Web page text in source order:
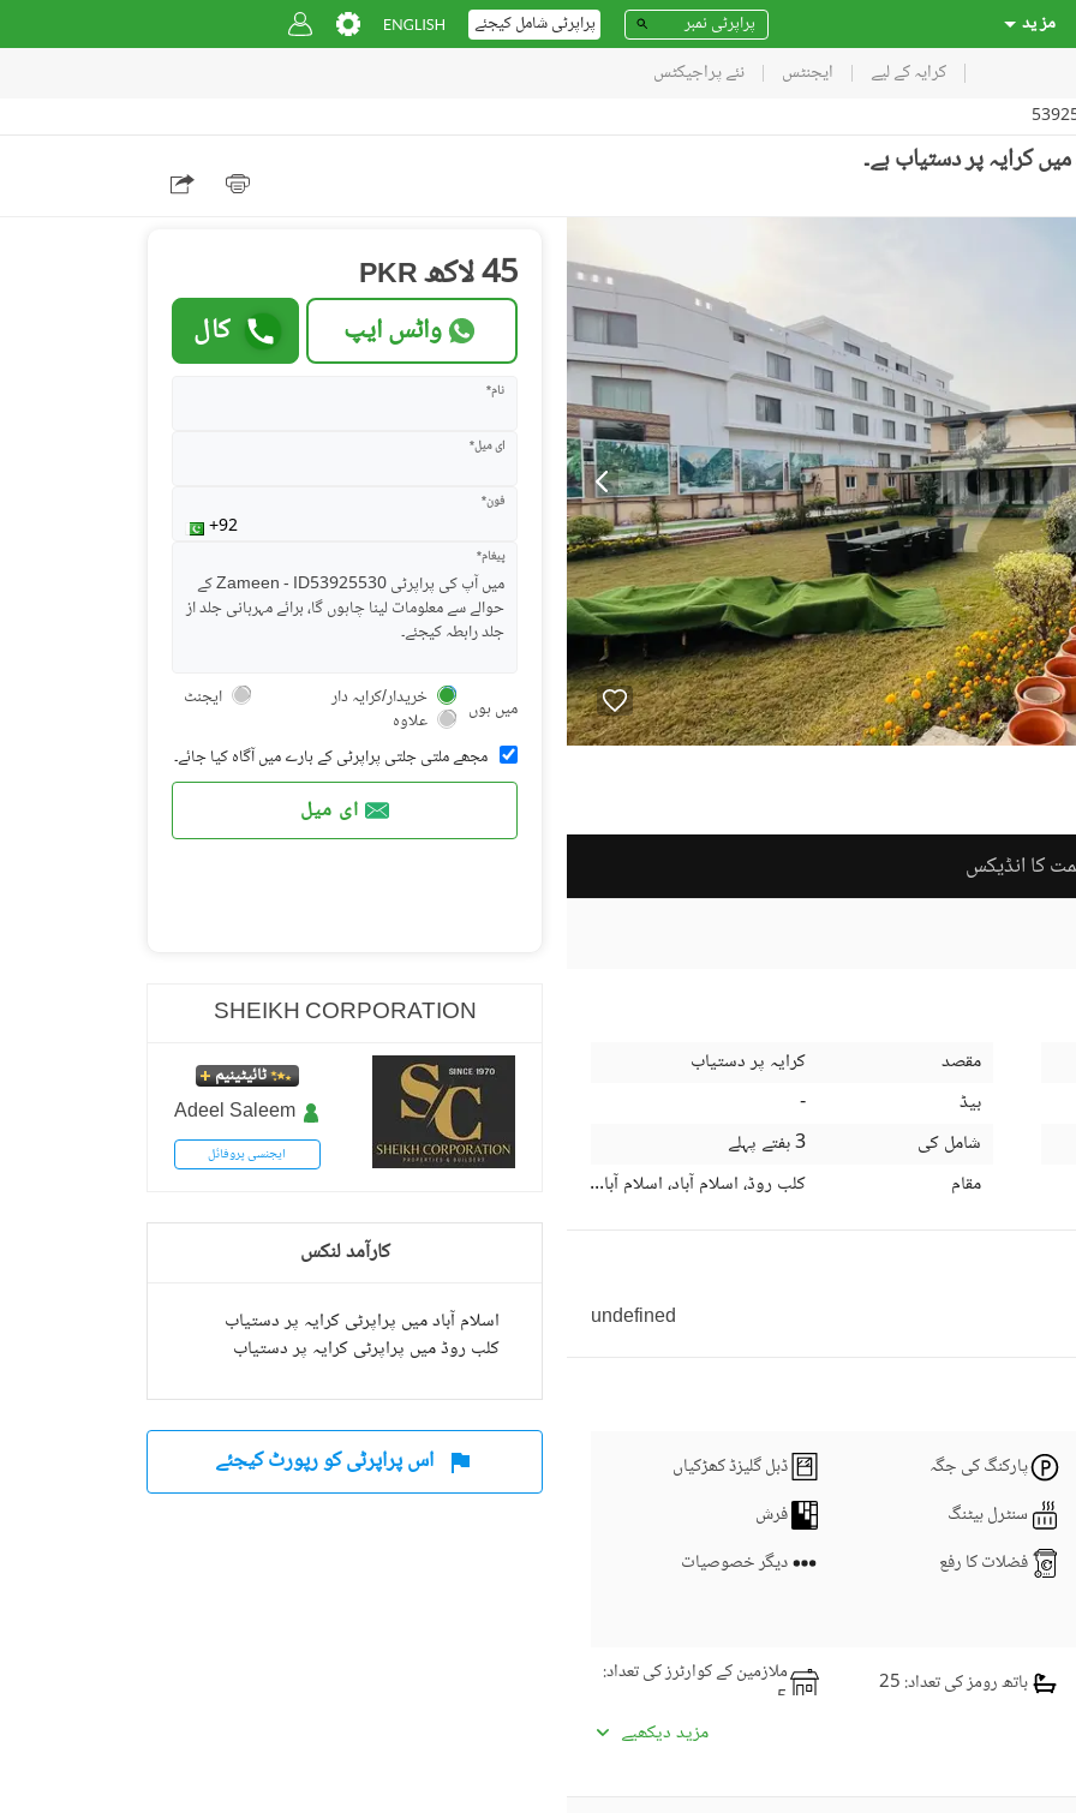
مز ید پراپرٹی شامل کیجئے
کرایہ کے لیے ایجنٹس نئے پراجیکٹس
کا انڈیکس
مقصد
کرایہ پر دستیاب
بیڈ
-
شامل کی
3 ہفتے پہلے
مقام
کلب روڈ، اسلام آباد، اسلام آباد کیپیٹل
undefined
پارکنگ کی جگہ
ڈبل گلیزڈ کھڑکیاں
سنٹرل ہیٹنگ
فرش
فضلات کا رفع
دیگر خصوصیات
باتھ رومز کی تعداد: 25 ملازمین کے کوارٹرز کی تعداد:
5
مزید دیکھیے
PKR 45 لاکھ
واٹس ایپ کال
نام*
ای میل*
فون*
پیغام*
میں ہوں خریدار/کرایہ دار
ایجنٹ
علاوہ
مجھے ملتی جلتی پراپرٹی کے بارے میں آگاہ کیا جائے۔
ای میل
SHEIKH CORPORATION
ٹائیٹینیم
Adeel Saleem
ایجنسی پروفائل
کارآمد لنکس
اسلام آباد میں پراپرٹی کرایہ پر دستیاب
کلب روڈ میں پراپرٹی کرایہ پر دستیاب
اس پراپرٹی کو رپورٹ کیجئے